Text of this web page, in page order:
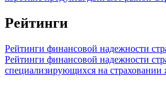
Рейтинги
Рейтинги финансовой надежности
Рейтинги финансовой надежности
специализирующихся на страховании